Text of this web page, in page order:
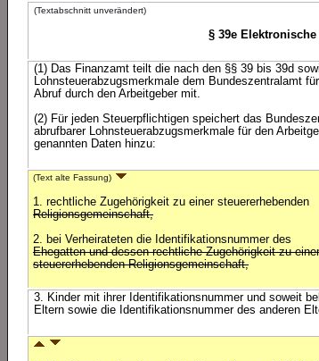
(Textabschnitt unverändert)
§ 39e
(1) Das Finanzamt teilt die nach den §§ 39 bis 39d
Lohnsteuerabzugsmerkmale dem Bundeszentralamt
Abruf durch den Arbeitgeber mit.
(2) Für jeden Steuerpflichtigen speichert das
abrufbarer Lohnsteuerabzugsmerkmale für den
genannten Daten hinzu:
(Text alte Fassung)
1. rechtliche Zugehörigkeit zu einer steuererhebenden
Religionsgemeinschaft,
2. bei Verheirateten die Identifikationsnummer des
Ehegatten und dessen rechtliche Zugehörigkeit zu einer
steuererhebenden Religionsgemeinschaft,
3. Kinder mit ihrer Identifikationsnummer und soweit
Eltern sowie die Identifikationsnummer des anderen